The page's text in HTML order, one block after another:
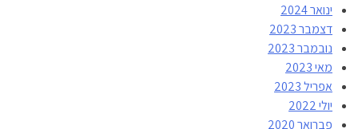
ינואר 2024
דצמבר 2023
נובמבר 2023
מאי 2023
אפריל 2023
יולי 2022
פברואר 2020